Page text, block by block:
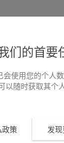
们的首要
会使用您的个人
以随时获取其个
政策 发